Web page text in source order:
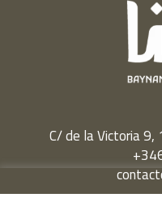
C/ de la Victoria